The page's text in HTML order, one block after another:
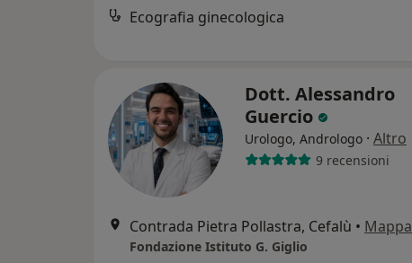
Ecografia ginecologica
Dott. Alessandro
Guercio
Urologo, Andrologo · Altro
9 recensioni
Contrada Pietra Pollastra, Cefalù • Mappa
Fondazione Istituto G. Giglio